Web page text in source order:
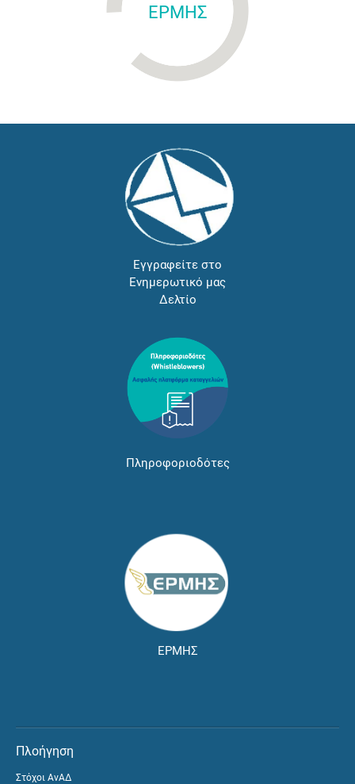
ΕΡΜΗΣ
Εγγραφείτε στο
Ενημερωτικό μας
Δελτίο
Πληροφοριοδότες
ΕΡΜΗΣ
Πλοήγηση
Στόχοι ΑνΑΔ